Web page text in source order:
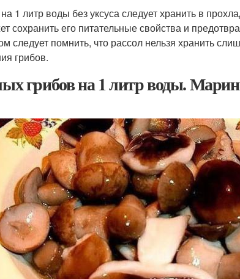
1 литр воды без уксуса следует хранить в
сохранить его питательные свойства и
следует помнить, что рассол нельзя хранить
грибов.
грибов на 1 литр воды.